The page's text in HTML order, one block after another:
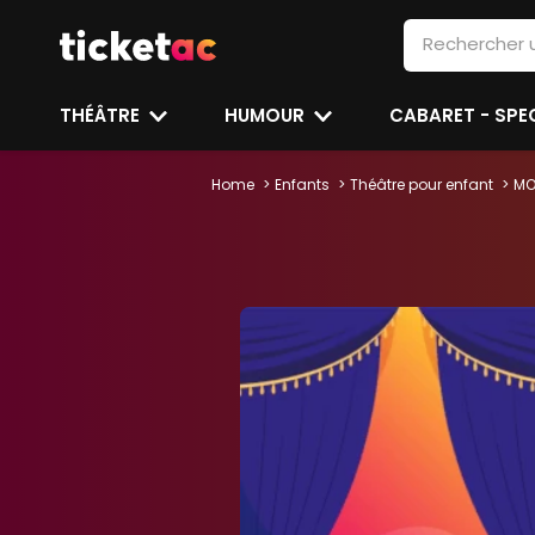
THÉÂTRE HUMOUR CABARET -
Home Enfants Théâtre pour enfant